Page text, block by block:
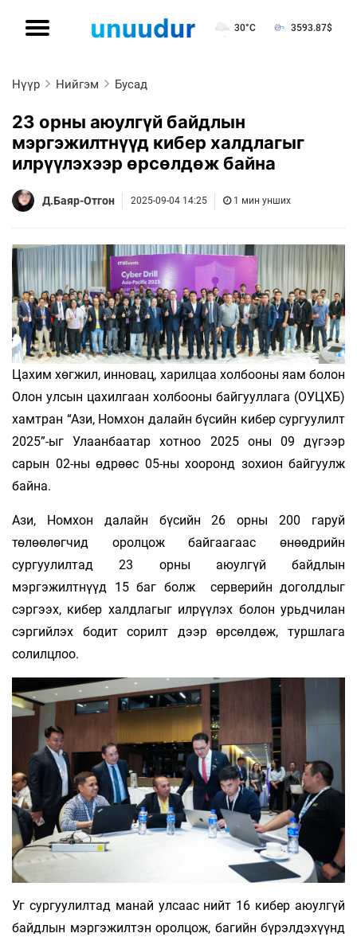
30°C 3593.87$
Нүүр Нийгэм Бусад
23 орны аюулгүй байдлын
мэргэжилтнүүд кибер халдлагыг
илрүүлэхээр өрсөлдөж байна
Д.Баяр-Отгон 2025-09-04 14:25 1 мин унших
Цахим хөгжил, инновац, харилцаа холбооны яам болон
Олон улсын цахилгаан холбооны байгууллага (ОУЦХБ)
хамтран “Ази, Номхон далайн бүсийн кибер сургуулилт
2025”-ыг Улаанбаатар хотноо 2025 оны 09 дүгээр
сарын 02-ны өдрөөс 05-ны хооронд зохион байгуулж
байна.
Ази, Номхон далайн бүсийн 26 орны 200 гаруй
төлөөлөгчид оролцож байгаагаас өнөөдрийн
сургуулилтад 23 орны аюулгүй байдлын
мэргэжилтнүүд 15 баг болж серверийн доголдлыг
сэргээх, кибер халдлагыг илрүүлэх болон урьдчилан
сэргийлэх бодит сорилт дээр өрсөлдөж, туршлага
солилцлоо.
Уг сургуулилтад манай улсаас нийт 16 кибер аюулгүй
байдлын мэргэжилтэн оролцож, багийн бүрэлдэхүүнд